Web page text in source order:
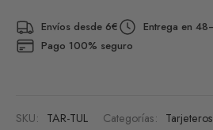
Envíos desde 6€
Entrega en
Pago 100% seguro
SKU: TAR-TUL Categorías: Tarjeteros